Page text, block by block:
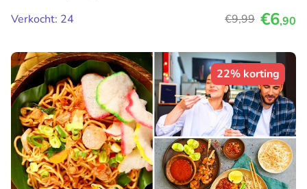
Verkocht: 24
€9,99 €6,90
22% korting